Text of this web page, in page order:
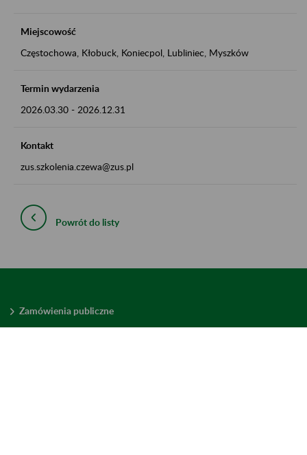
Miejscowość
Częstochowa, Kłobuck, Koniecpol, Lubliniec, Myszków
Termin wydarzenia
2026.03.30 - 2026.12.31
Kontakt
zus.szkolenia.czewa@zus.pl
Powrót do listy
Zamówienia publiczne